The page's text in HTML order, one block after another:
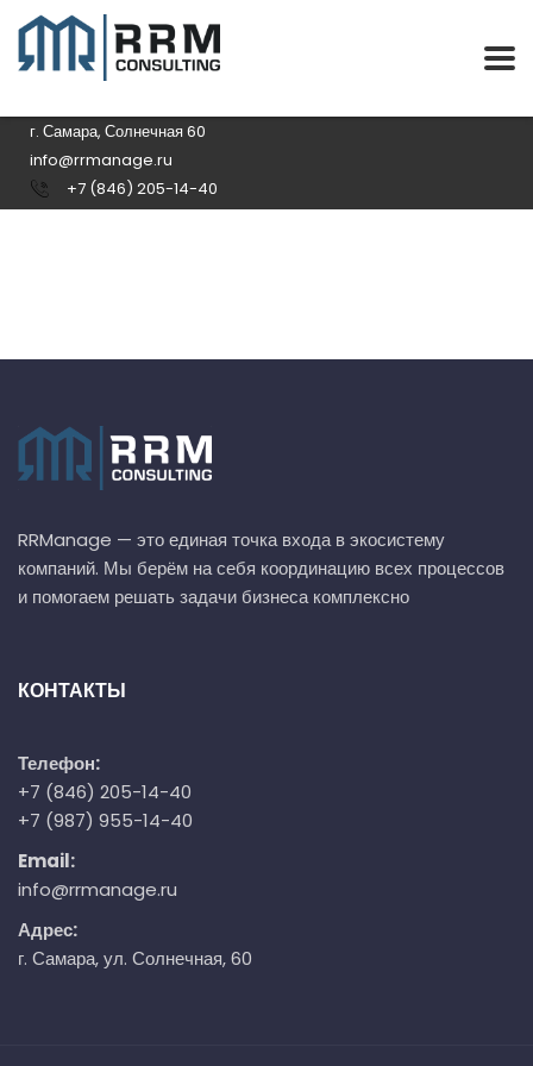
г. Самара, Солнечная 60
info@rrmanage.ru
+7 (846) 205-14-40
RRManage — это единая точка входа в экосистему
компаний. Мы берём на себя координацию всех процессов
и помогаем решать задачи бизнеса комплексно
КОНТАКТЫ
Телефон:
+7 (846) 205-14-40
+7 (987) 955-14-40
Email:
info@rrmanage.ru
Адрес:
г. Самара, ул. Солнечная, 60